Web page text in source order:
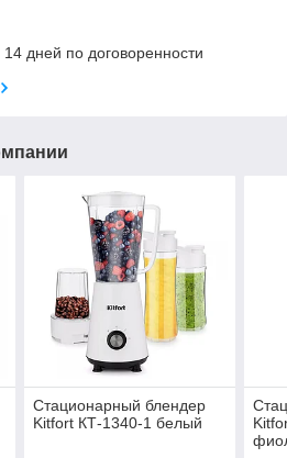
дней по договоренности
Стационарный блендер
Kitfort КТ-1340-1 белый